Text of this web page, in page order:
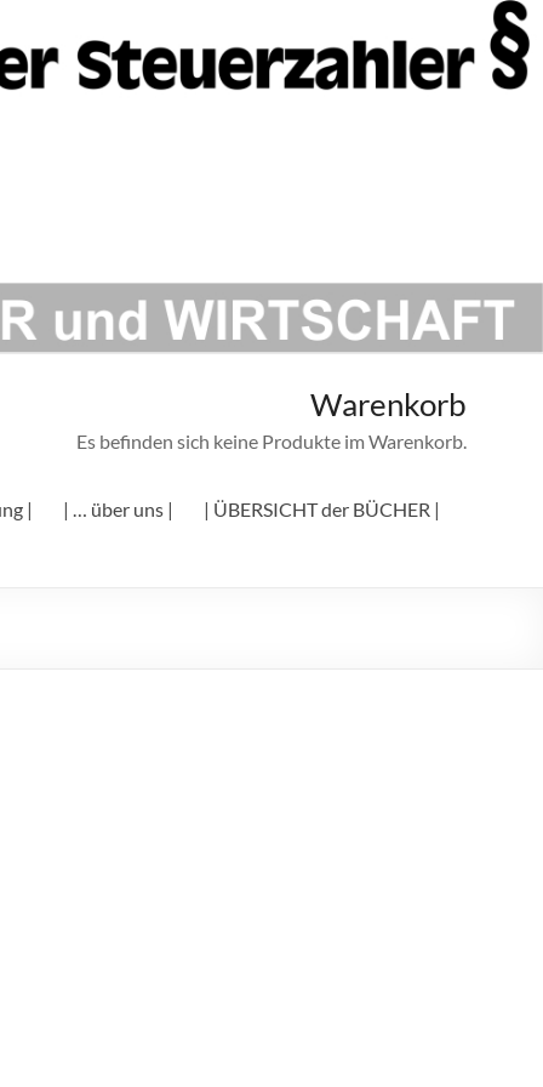
Warenkorb
Es befinden sich keine Produkte im Warenkorb.
| | … über uns | | ÜBERSICHT der BÜCHER |